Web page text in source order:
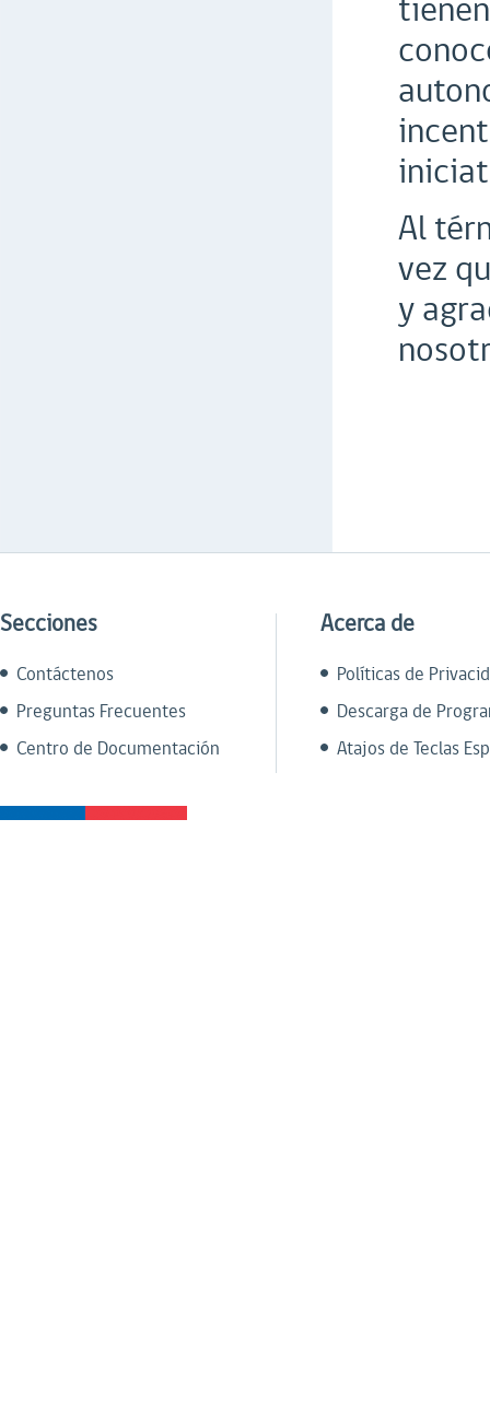
Al
vez
y
Secciones
Contáctenos
Preguntas Frecuentes
Centro de Documentación
Acerca de
Políticas de
Descarga de
Atajos de Teclas